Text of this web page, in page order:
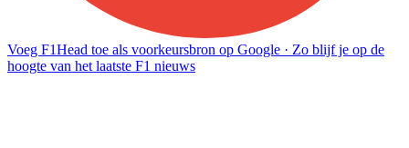
Voeg F1Head toe als voorkeursbron op Google · Zo blijf je op de
hoogte van het laatste F1 nieuws